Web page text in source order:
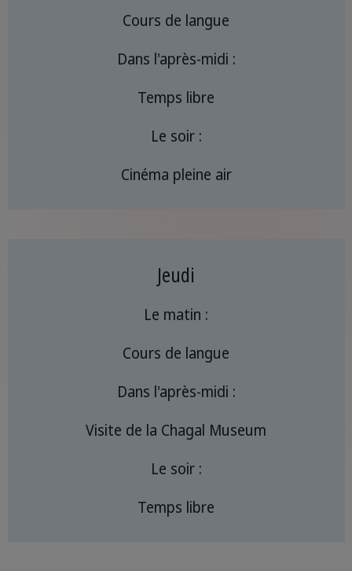
Cours de langue
Dans l'après-midi :
Temps libre
Le soir :
Cinéma pleine air
Jeudi
Le matin :
Cours de langue
Dans l'après-midi :
Visite de la Chagal Museum
Le soir :
Temps libre